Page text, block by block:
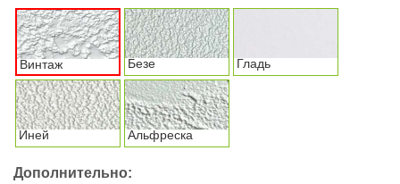
Винтаж Безе Гладь
Иней Альфреска
Дополнительно: